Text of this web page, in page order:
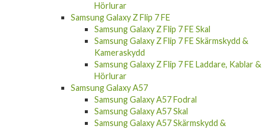
Hörlurar
Samsung Galaxy Z Flip 7 FE
Samsung Galaxy Z Flip 7 FE Skal
Samsung Galaxy Z Flip 7 FE Skärmskydd &
Kameraskydd
Samsung Galaxy Z Flip 7 FE Laddare, Kablar &
Hörlurar
Samsung Galaxy A57
Samsung Galaxy A57 Fodral
Samsung Galaxy A57 Skal
Samsung Galaxy A57 Skärmskydd &